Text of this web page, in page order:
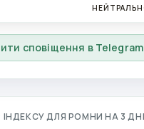
сповіщення в Telegram
ІНДЕКСУ ДЛЯ РОМНИ НА 3